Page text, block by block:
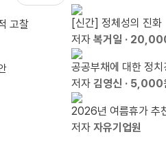
고찰
[신간] 정체성의 진화
저자 복거일 ·
공공부채에 대한 정치
저자 김영신 · 5,000
2026년 여름휴가 추
저자 자유기업원